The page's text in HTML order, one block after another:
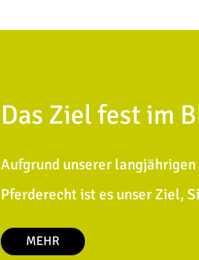
Das Ziel fest im
Aufgrund unserer
Pferderecht ist es unser Ziel,
MEHR